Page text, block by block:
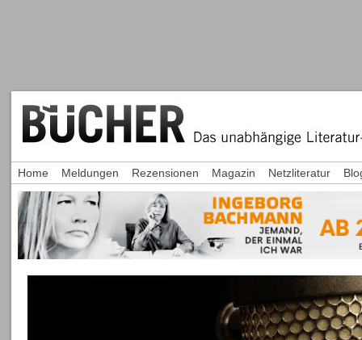
Home Meldungen Rezensionen Magazin Netzliteratur